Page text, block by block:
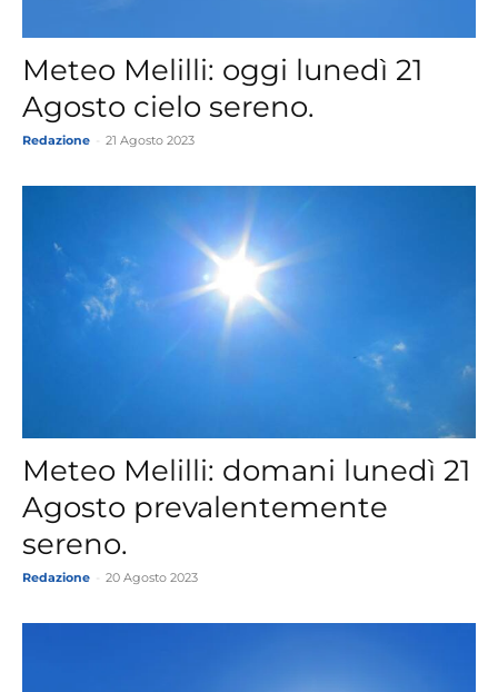
Meteo Melilli: oggi lunedì 21
Agosto cielo sereno.
Redazione 21 Agosto 2023
Meteo Melilli: domani lunedì 21
Agosto prevalentemente
sereno.
Redazione 20 Agosto 2023